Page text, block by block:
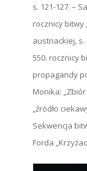
s. 121-127. –
rocznicy
austriackiej, s.
550. rocznicy
propagandy
Monika:
„źródło
Sekwencja
Forda